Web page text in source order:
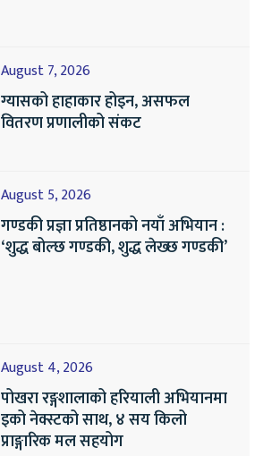
August 7, 2026
ग्यासको हाहाकार होइन, असफल
वितरण प्रणालीको संकट
August 5, 2026
गण्डकी प्रज्ञा प्रतिष्ठानको नयाँ अभियान :
‘शुद्ध बोल्छ गण्डकी, शुद्ध लेख्छ गण्डकी’
August 4, 2026
पोखरा रङ्गशालाको हरियाली अभियानमा
इको नेक्स्टको साथ, ४ सय किलो
प्राङ्गारिक मल सहयोग